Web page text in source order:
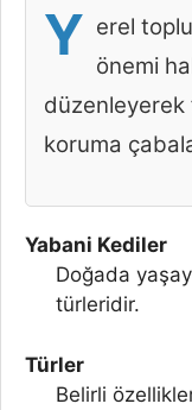
Y erel
önemi
düzenleyerek
koruma
Yabani Kediler
Doğada
türleridir.
Türler
Belirli